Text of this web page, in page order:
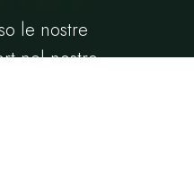
le nostre
nel nostro